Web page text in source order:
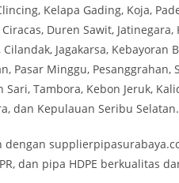
Kelapa Gading, Koja,
Duren Sawit, Jatinegara,
Jagakarsa, Kebayoran
Pasar Minggu, Pesanggrahan,
Tambora, Kebon Jeruk,
dan Kepulauan Seribu Selatan.
dan pipa HDPE berkualitas